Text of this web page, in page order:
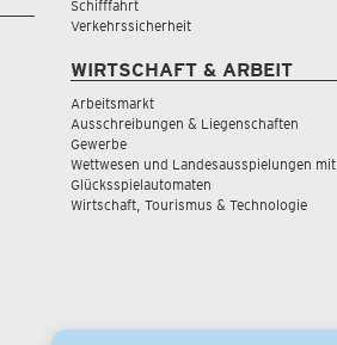
Schifffahrt
Verkehrssicherheit
WIRTSCHAFT & ARBEIT
Arbeitsmarkt
Ausschreibungen & Liegenschaften
Gewerbe
Wettwesen und Landesausspielungen mit
Glücksspielautomaten
Wirtschaft, Tourismus & Technologie